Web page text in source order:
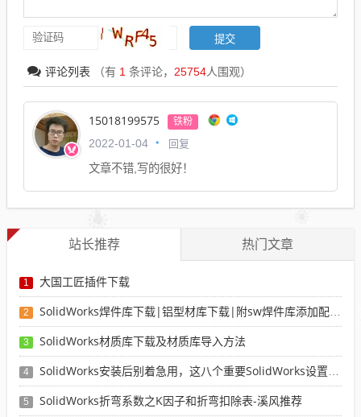
评论列表 （有 1 条评论， 25754人围观）
15018199575 铁粉
2022-01-04 回复
文章不错,写的很好！
站长推荐 热门文章
1 大国工匠插件下载
2 SolidWorks焊件库下载|铝型材库下载|附sw焊件库添加配置使用教程
3 SolidWorks材质库下载及材质库导入方法
4 SolidWorks安装后别着急用，这八个重要SolidWorks设置可以提高你的画图效率
5 SolidWorks折弯系数之K因子和折弯扣除表-溪风推荐